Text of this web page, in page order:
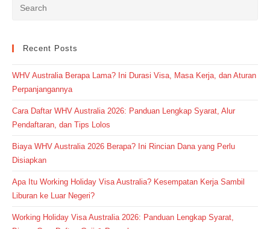
Recent Posts
WHV Australia Berapa Lama? Ini Durasi Visa, Masa Kerja, dan Aturan
Perpanjangannya
Cara Daftar WHV Australia 2026: Panduan Lengkap Syarat, Alur
Pendaftaran, dan Tips Lolos
Biaya WHV Australia 2026 Berapa? Ini Rincian Dana yang Perlu
Disiapkan
Apa Itu Working Holiday Visa Australia? Kesempatan Kerja Sambil
Liburan ke Luar Negeri?
Working Holiday Visa Australia 2026: Panduan Lengkap Syarat,